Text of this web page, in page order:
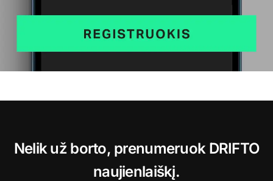
Nelik už borto, prenumeruok DRIFTO
naujienlaiškį.